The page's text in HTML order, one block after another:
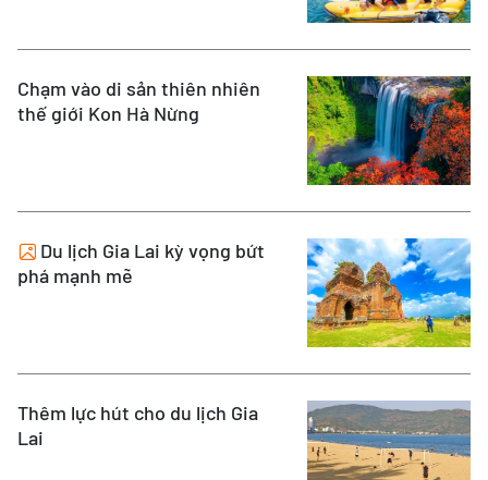
Chạm vào di sản thiên nhiên
thế giới Kon Hà Nừng
Du lịch Gia Lai kỳ vọng bứt
phá mạnh mẽ
Thêm lực hút cho du lịch Gia
Lai